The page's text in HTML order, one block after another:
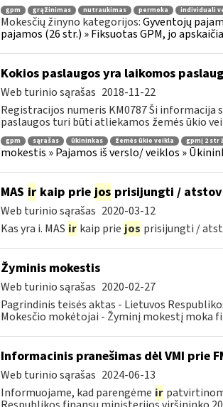
gpm grąžinimas nutraukimas permoka individuali
Mokesčių žinyno kategorijos:Gyventojų
pajamos (26 str.) » Fiksuotas GPM, jo
Kokios paslaugos yra laikomos
Web turinio sąrašas 2018-11-22
Registracijos numeris KM0787 Ši informacija
paslaugos turi būti atliekamos žemės ūkio
gpm sąrašas ūkininkas žemės ūkio veikla gpmį 2 str
mokestis » Pajamos iš verslo/ veiklos »
MAS irkaip priejos prisijungti /
Web turinio sąrašas 2020-03-12
Kas yra i. MAS ir kaip prie jos prisijungti /
Žyminis mokestis
Web turinio sąrašas 2020-02-27
Pagrindinis teisės aktas - Lietuvos
Mokesčio mokėtojai - Žyminį mokestį moka
Informacinis pranešimas dėl VMI prie
Web turinio sąrašas 2024-06-13
Informuojame, kad parengėme ir